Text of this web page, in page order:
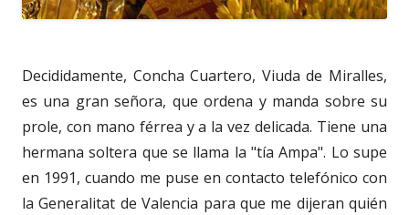
Decididamente, Concha Cuartero, Viuda de Miralles,
es una gran señora, que ordena y manda sobre su
prole, con mano férrea y a la vez delicada. Tiene una
hermana soltera que se llama la "tía Ampa". Lo supe
en 1991, cuando me puse en contacto telefónico con
la Generalitat de Valencia para que me dijeran quién